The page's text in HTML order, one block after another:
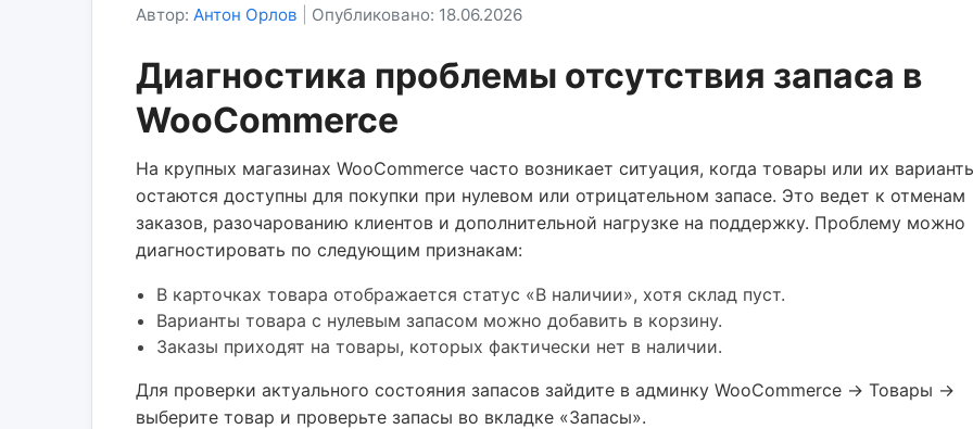
Автор: Антон Орлов Опубликовано: 18.06.2026
Диагностика проблемы отсутствия запаса в
WooCommerce
На крупных магазинах WooCommerce часто возникает ситуация, когда товары или их
остаются доступны для покупки при нулевом или отрицательном запасе. Это ведет к отменам
заказов, разочарованию клиентов и дополнительной нагрузке на поддержку. Проблему можно
диагностировать по следующим признакам:
В карточках товара отображается статус «В наличии», хотя склад пуст.
Варианты товара с нулевым запасом можно добавить в корзину.
Заказы приходят на товары, которых фактически нет в наличии.
Для проверки актуального состояния запасов зайдите в админку WooCommerce → Товары →
выберите товар и проверьте запасы во вкладке «Запасы».